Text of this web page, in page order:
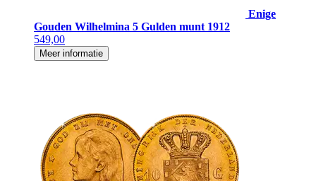
Enige
Gouden Wilhelmina 5 Gulden munt 1912
549,00
Meer informatie